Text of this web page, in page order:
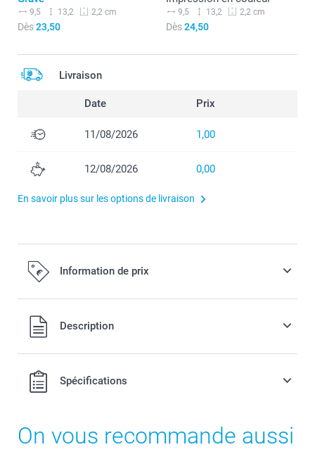
9,5 13,2 2,2 cm
Dès23,50
9,5 13,2 2,2 cm
Dès24,50
Livraison
Date Prix
11/08/2026 1,00
12/08/2026 0,00
En savoir plus sur les options de livraison
Information de prix
Tous les prix sont TVA incluse
Description
Spécifications
On vous recommande aussi